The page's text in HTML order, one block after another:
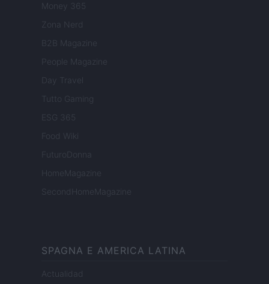
Money 365
Zona Nerd
B2B Magazine
People Magazine
Day Travel
Tutto Gaming
ESG 365
Food Wiki
FuturoDonna
HomeMagazine
SecondHomeMagazine
SPAGNA E AMERICA LATINA
Actualidad